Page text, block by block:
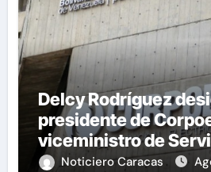
Delcy Rodríguez
presidente de
viceministro de
Eléctricos
Noticiero Caracas